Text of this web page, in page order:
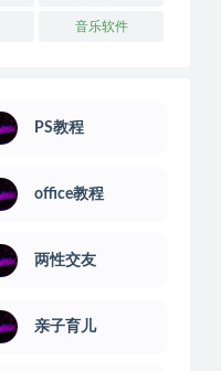
音乐软件
PS教程
office教程
两性交友
亲子育儿